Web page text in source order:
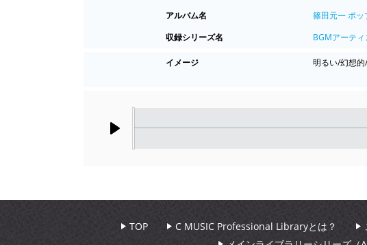
アルバム名
篠田元一 ポッ
収録シリーズ名
BGMアーティ
イメージ 明るい/幻想
TOP C MUSIC Professional Libraryとは？